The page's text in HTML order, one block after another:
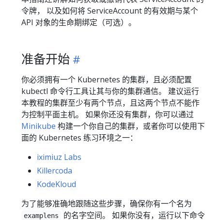
令牌， 以及如何将 ServiceAccount 的有效期与某个
API 对象的生命期绑定（可选）。
准备开始
你必须拥有一个 Kubernetes 的集群，且必须配置
kubectl 命令行工具让其与你的集群通信。 建议运行
本教程的集群至少有两个节点，且这两个节点不能作
为控制平面主机。 如果你还没有集群，你可以通过
Minikube 构建一个你自己的集群，或者你可以使用下
面的 Kubernetes 练习环境之一：
iximiuz Labs
Killercoda
KodeKloud
为了能够准确地跟随这些步骤，确保你有一个名为
examplens
的名字空间。 如果你没有，运行以下命令